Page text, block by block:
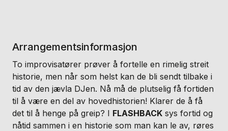
Arrangementsinformasjon
To improvisatører prøver å fortelle en rimelig streit
historie, men når som helst kan de bli sendt tilbake i
tid av den jævla DJen. Nå må de plutselig få fortiden
til å være en del av hovedhistorien! Klarer de å få
det til å henge på greip? I FLASHBACK sys fortid og
nåtid sammen i en historie som man kan le av, røres